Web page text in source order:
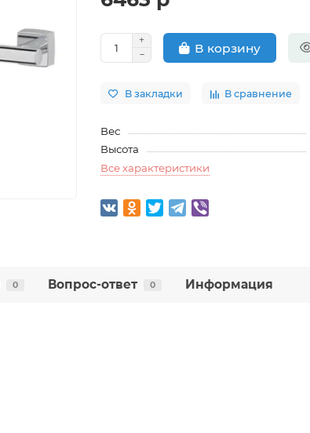
В корзину
В закладки В сравнение
Вес
Высота
Все характеристики
0 Вопрос-ответ 0 Информация